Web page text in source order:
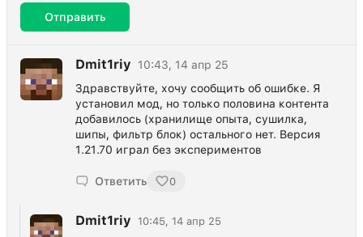
Отправить
Dmit1riy
10:43, 14 апр 25
Здравствуйте, хочу сообщить об ошибке. Я
установил мод, но только половина контента
добавилось (хранилище опыта, сушилка,
шипы, фильтр блок) остального нет. Версия
1.21.70 играл без экспериментов
Ответить 0
Dmit1riy 10:45, 14 апр 25